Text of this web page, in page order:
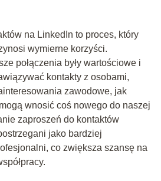
na LinkedIn to proces, który
wymierne korzyści.
połączenia były wartościowe i
kontakty z osobami,
zawodowe, jak
wnosić coś nowego do naszej
zaproszeń do kontaktów
jako bardziej
co zwiększa szansę na